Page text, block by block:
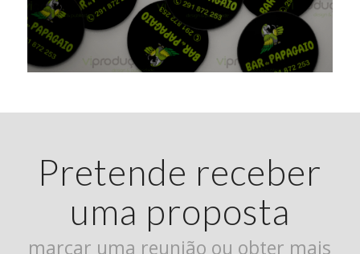
Pretende receber
uma proposta
marcar uma reunião ou obter mais